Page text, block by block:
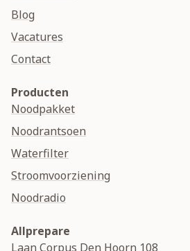
Blog
Vacatures
Contact
Producten
Noodpakket
Noodrantsoen
Waterfilter
Stroomvoorziening
Noodradio
Allprepare
Laan Corpus Den Hoorn 108